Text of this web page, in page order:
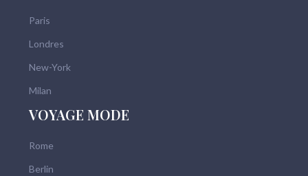
Paris
Londres
New-York
Milan
VOYAGE MODE
Rome
Berlin